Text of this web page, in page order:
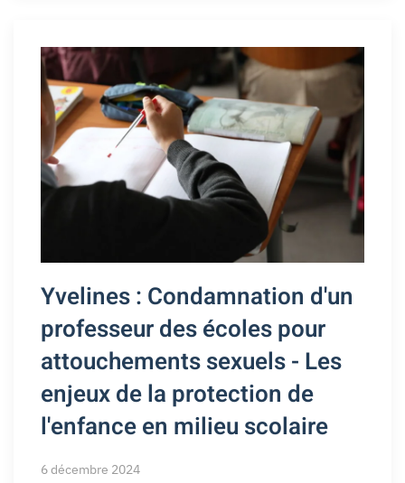
Yvelines : Condamnation d'un
professeur des écoles pour
attouchements sexuels - Les
enjeux de la protection de
l'enfance en milieu scolaire
6 décembre 2024